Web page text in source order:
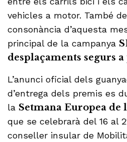
vehicles a motor. També
consonància d’aquesta
principal de la campanya
desplaçaments segurs
L’anunci oficial dels
d’entrega dels premis es
la Setmana Europea
que se celebrarà del 16 al
conseller insular de